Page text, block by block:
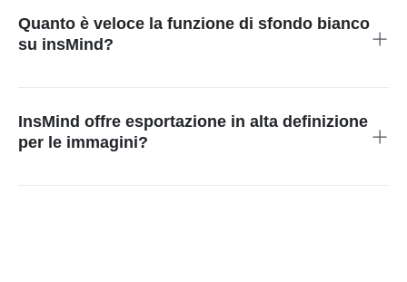
per le attività di e-commerce, poiché uno sfondo bianco nitido
evidenzia i dettagli del prodotto e aumenta l'appeal visivo per i
potenziali clienti.
Quanto è veloce la funzione di sfondo bianco
su insMind?
immagini in breve tempo, rendendola uno strumento
indispensabile per i professionisti e le aziende occupati.
InsMind offre esportazione in alta definizione
per le immagini?